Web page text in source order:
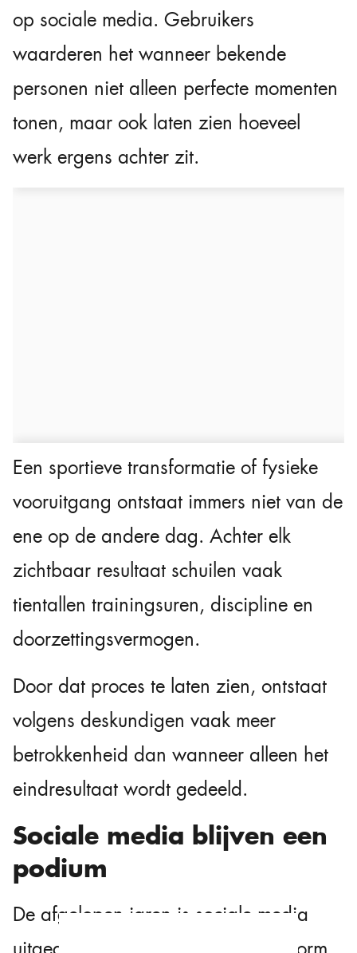
op sociale media. Gebruikers
waarderen het wanneer bekende
personen niet alleen perfecte momenten
tonen, maar ook laten zien hoeveel
werk ergens achter zit.
Een sportieve transformatie of fysieke
vooruitgang ontstaat immers niet van de
ene op de andere dag. Achter elk
zichtbaar resultaat schuilen vaak
tientallen trainingsuren, discipline en
doorzettingsvermogen.
Door dat proces te laten zien, ontstaat
volgens deskundigen vaak meer
betrokkenheid dan wanneer alleen het
eindresultaat wordt gedeeld.
Sociale media blijven een
podium
De afgelopen jaren is sociale media